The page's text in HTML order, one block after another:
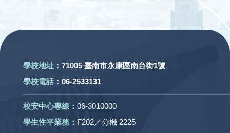
學校地址： 71005 臺南市永康區南台街1號
學校電話： 06-2533131
校安中心專線： 06-3010000
學生性平業務： F202／分機 2225